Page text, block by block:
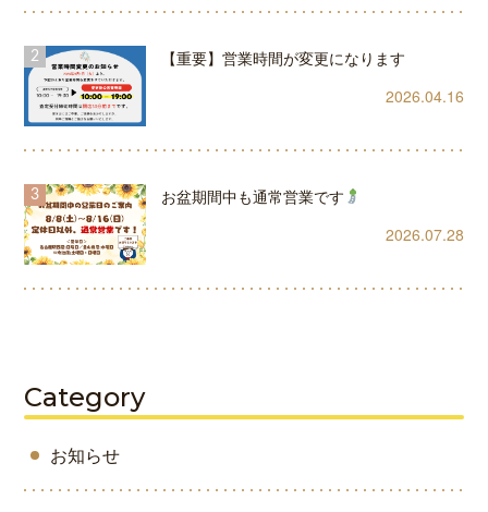
【重要】営業時間が変更になります
2026.04.16
お盆期間中も通常営業です
2026.07.28
Category
お知らせ